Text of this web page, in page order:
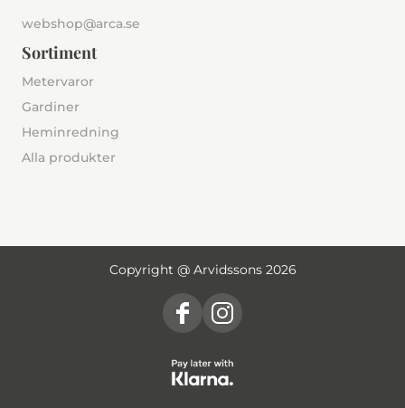
webshop@arca.se
Sortiment
Metervaror
Gardiner
Heminredning
Alla produkter
Copyright @ Arvidssons 2026